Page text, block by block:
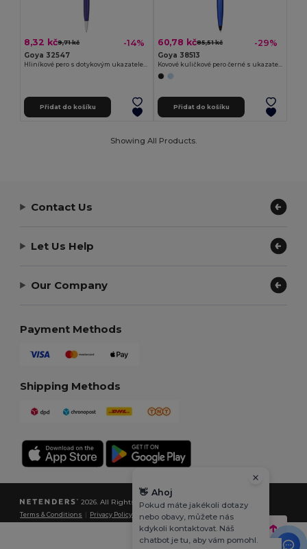
8,32 kč9,71 kč -14%
Goya 32547
Hliníkové pero s dotykovým ukazatelem, barevné MANCHESTER
Přidat do košíku
60,78 kč85,51 kč -29%
Goya 38513
Kovové kuličkové pero černé s ukazatelem FRAC
Přidat do košíku
Showing All Products.
Contact Us
Let Us Help
Our Company
Payment Methods
Shipping Methods
2026. All Rights Reserved
Terms & Conditions Privacy Policy |Cookies Policy |Site Map
👋 Ahoj
Pokud máte jakékoli dotazy
nebo obavy, můžete nás
kdykoli kontaktovat. Náš
chatbot je tu, aby vám pomohl.